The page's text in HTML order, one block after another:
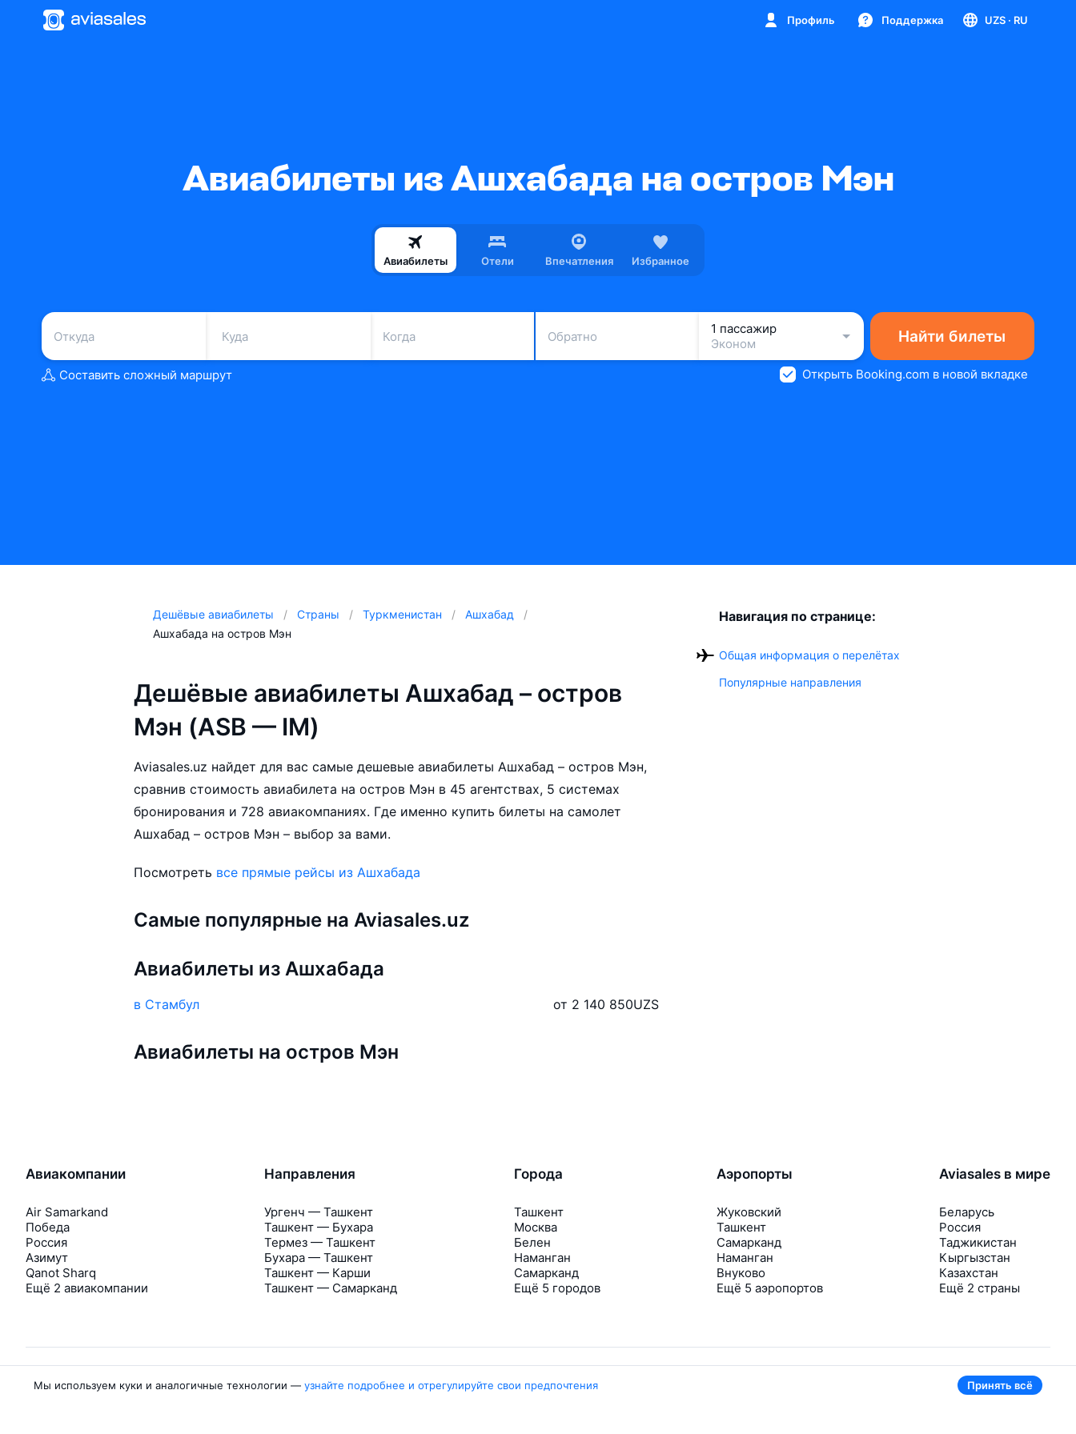
Профиль Поддержка UZS · RU
Авиабилеты из Ашхабада на остров Мэн
Авиабилеты Отели Впечатления Избранное
Когда Обратно
1 пассажир
Эконом
Найти билеты
Составить сложный маршрут Открыть Booking.com в новой вкладке
Дешёвые авиабилеты Страны Туркменистан
Ашхабад
Ашхабада на остров Мэн
Дешёвые авиабилеты Ашхабад – остров
Мэн (ASB — IM)
Aviasales.uz найдет для вас самые дешевые авиабилеты Ашхабад – остров Мэн,
сравнив стоимость авиабилета на остров Мэн в 45 агентствах, 5 системах
бронирования и 728 авиакомпаниях. Где именно купить билеты на самолет
Ашхабад – остров Мэн – выбор за вами.
Посмотреть все прямые рейсы из Ашхабада
Самые популярные на Aviasales.uz
Авиабилеты из Ашхабада
в Стамбул от 2 140 850UZS
Авиабилеты на остров Мэн
Навигация по странице:
Общая информация о перелётах
Популярные направления
Авиакомпании
Air Samarkand
Победа
Россия
Азимут
Qanot Sharq
Ещё 2 авиакомпании
Направления
Ургенч — Ташкент
Ташкент — Бухара
Термез — Ташкент
Бухара — Ташкент
Ташкент — Карши
Ташкент — Самарканд
Города
Ташкент
Москва
Белен
Наманган
Самарканд
Ещё 5 городов
Аэропорты
Жуковский
Ташкент
Самарканд
Наманган
Внуково
Ещё 5 аэропортов
Aviasales в мире
Беларусь
Россия
Таджикистан
Кыргызстан
Казахстан
Ещё 2 страны
Мы используем куки и аналогичные технологии — узнайте подробнее и отрегулируйте свои предпочтения Принять всё